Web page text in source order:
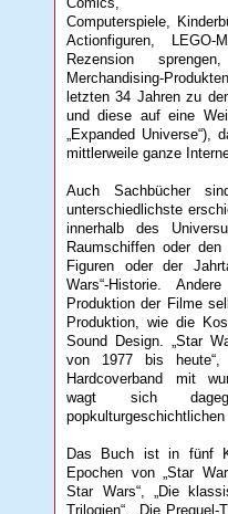
Computerspiele,
Actionfiguren,
Rezension
Merchandising-
letzten 34 Jahren zu
und diese auf eine
„Expanded Universe“),
mittlerweile ganze
Auch Sachbücher
unterschiedlichste
innerhalb des
Raumschiffen oder
Figuren oder der
Wars“-Historie.
Produktion der Filme
Produktion, wie die
Sound Design. „Star
von 1977 bis heute“,
Hardcoverband mit
wagt sich
popkulturgeschichtlichen
Das Buch ist in fünf
Epochen von „Star
Star Wars“, „Die
Trilogien“, „Die Prequel-